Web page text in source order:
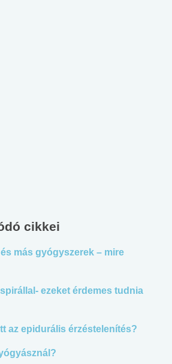
cikkei
más gyógyszerek – mire
ezeket érdemes tudnia
az epidurális érzéstelenítés?